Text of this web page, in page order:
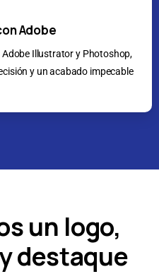
Adobe
Illustrator y Photoshop,
y un acabado impecable
un logo,
destaque